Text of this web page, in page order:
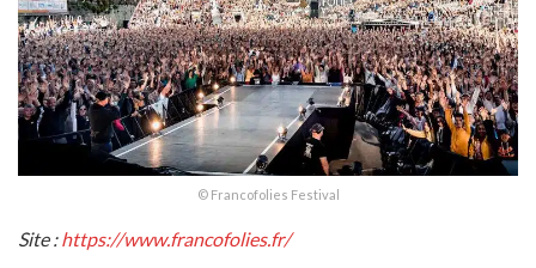
© Francofolies Festival
Site :https://www.francofolies.fr/